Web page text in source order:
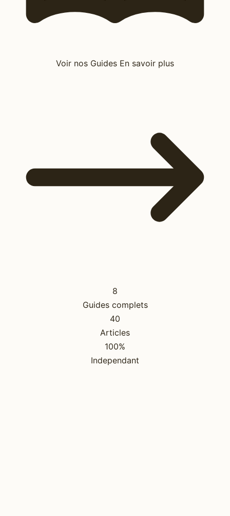
Voir nos Guides En savoir plus
8
Guides complets
40
Articles
100%
Independant